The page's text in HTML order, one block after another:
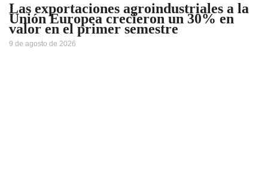
Las exportaciones agroindustriales a la
Unión Europea crecieron un 30% en
valor en el primer semestre
9 de agosto de 2026